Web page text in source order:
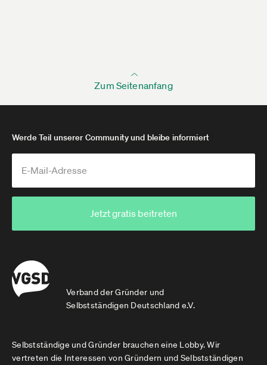
Zum Seitenanfang
Verband der Gründer und
Selbstständigen Deutschland e.V.
Werde Teil unserer Community und bleibe informiert
Jetzt gratis beitreten
Selbstständige und Gründer brauchen eine Lobby. Wir
vertreten die Interessen von Gründern und Selbstständigen